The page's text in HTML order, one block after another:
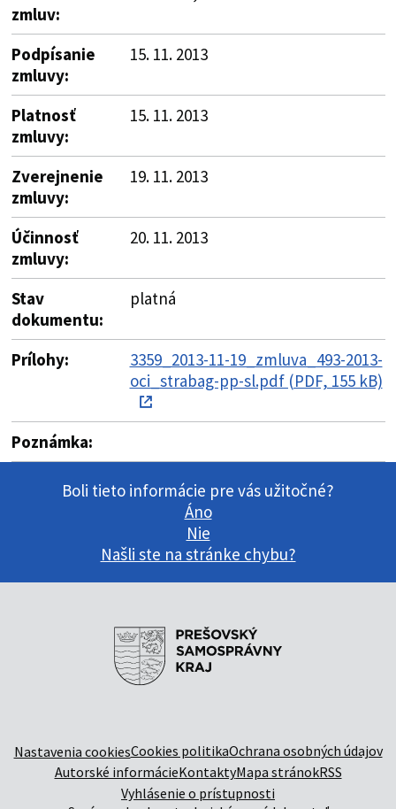
zmluv:
Podpísanie
zmluvy:
15. 11. 2013
Platnosť
zmluvy:
15. 11. 2013
Zverejnenie
zmluvy:
19. 11. 2013
Účinnosť
zmluvy:
20. 11. 2013
Stav
dokumentu:
platná
Prílohy:
3359_2013-11-19_zmluva_493-2013-
oci_strabag-pp-sl.pdf (PDF, 155 kB)
Poznámka:
Boli tieto informácie pre vás užitočné?
Áno
Nie
Našli ste na stránke chybu?
Nastavenia cookiesCookies politikaOchrana osobných údajov
Autorské informácieKontaktyMapa stránokRSS
Vyhlásenie o prístupnosti